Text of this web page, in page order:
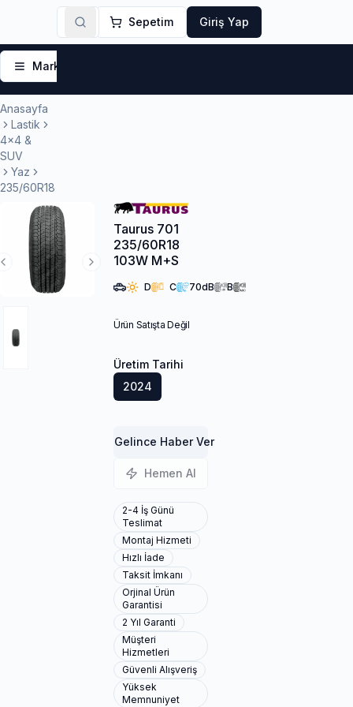
Sepetim Giriş Yap
Markalar
Anasayfa
Lastik
4x4 &
SUV
Yaz
235/60R18
Next Slide
Previous Slide
Taurus 701
235/60R18
103W M+S
D C 70dB B
Ürün Satışta Değil
Üretim Tarihi
2024
Gelince Haber Ver
Hemen Al
2-4 İş Günü
Teslimat
Montaj Hizmeti
Hızlı İade
Taksit İmkanı
Orjinal Ürün
Garantisi
2 Yıl Garanti
Müşteri
Hizmetleri
Güvenli Alışveriş
Yüksek
Memnuniyet